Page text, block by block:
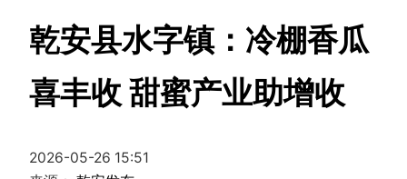
乾安县水字镇：冷棚香瓜
喜丰收 甜蜜产业助增收
2026-05-26 15:51